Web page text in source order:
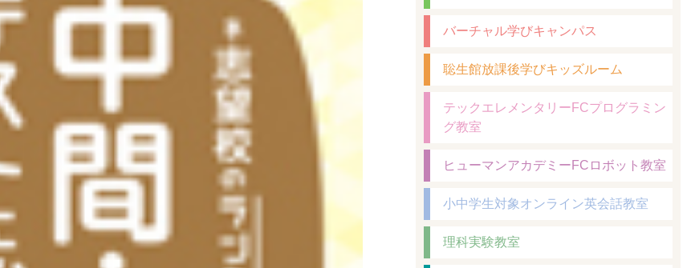
バーチャル学びキャンパス
聡生館放課後学びキッズルーム
テックエレメンタリーFCプログラミン
グ教室
ヒューマンアカデミーFCロボット教室
小中学生対象オンライン英会話教室
理科実験教室